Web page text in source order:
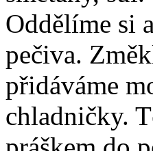
Oddělíme si
pečiva.
přidáváme
chladničky.